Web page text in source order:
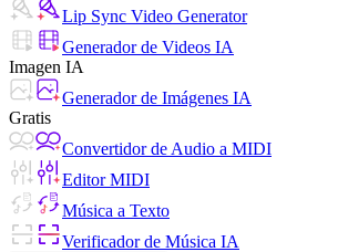
Lip Sync Video Generator
Generador de Videos IA
Imagen IA
Generador de Imágenes IA
Gratis
Convertidor de Audio a MIDI
Editor MIDI
Música a Texto
Verificador de Música IA